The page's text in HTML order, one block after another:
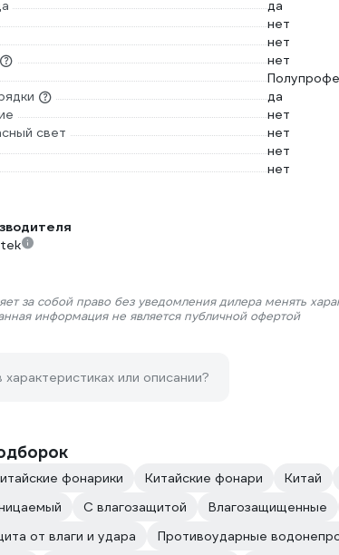
да
нет
нет
нет
да
нет
свет
нет
нет
нет
за собой право без уведомления дилера менять
информация не является публичной офертой
или описании?
фонарики Китайские фонари Китай
С влагозащитой Влагозащищенные
от влаги и удара Противоударные